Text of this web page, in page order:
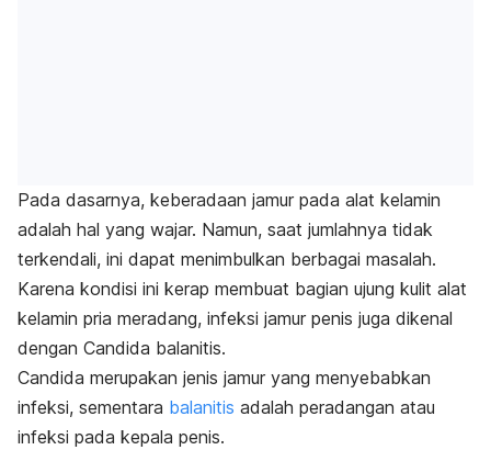
Pada dasarnya, keberadaan jamur pada alat kelamin
adalah hal yang wajar. Namun, saat jumlahnya tidak
terkendali, ini dapat menimbulkan berbagai masalah.
Karena kondisi ini kerap membuat bagian ujung kulit alat
kelamin pria meradang, infeksi jamur penis juga dikenal
dengan Candida balanitis.
Candida merupakan jenis jamur yang menyebabkan
infeksi, sementara balanitis adalah peradangan atau
infeksi pada kepala penis.